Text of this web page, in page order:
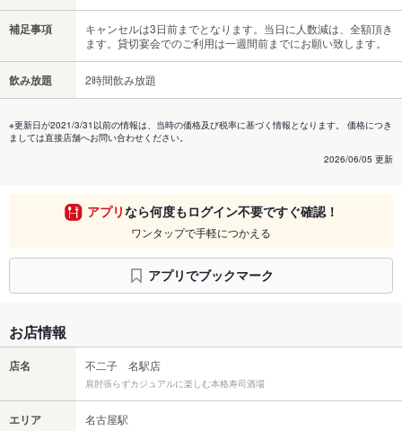
補足事項
キャンセルは3日前までとなります。当日に人数減は、全額頂き
ます。貸切宴会でのご利用は一週間前までにお願い致します。
飲み放題 2時間飲み放題
※更新日が2021/3/31以前の情報は、当時の価格及び税率に基づく情報となります。 価格につき
ましては直接店舗へお問い合わせください。
2026/06/05 更新
アプリなら何度もログイン不要ですぐ確認！
ワンタップで手軽につかえる
アプリでブックマーク
お店情報
店名 不二子 名駅店
肩肘張らずカジュアルに楽しむ本格寿司酒場
エリア 名古屋駅